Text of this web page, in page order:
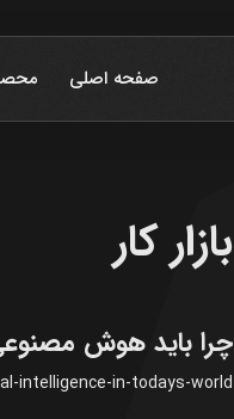
صفحه اصلی
بازار کار
چرا باید هوش
intelligence-in-todays-world